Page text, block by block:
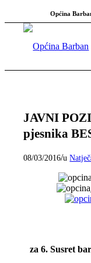
Općina
JAVNI
pjesnika
08/03/2016/u
za 6. Susret